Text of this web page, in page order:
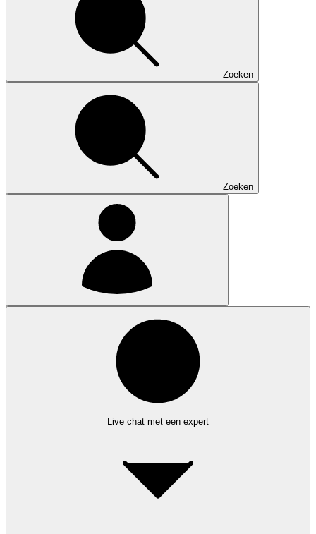
Zoeken
Zoeken
Live chat met een expert